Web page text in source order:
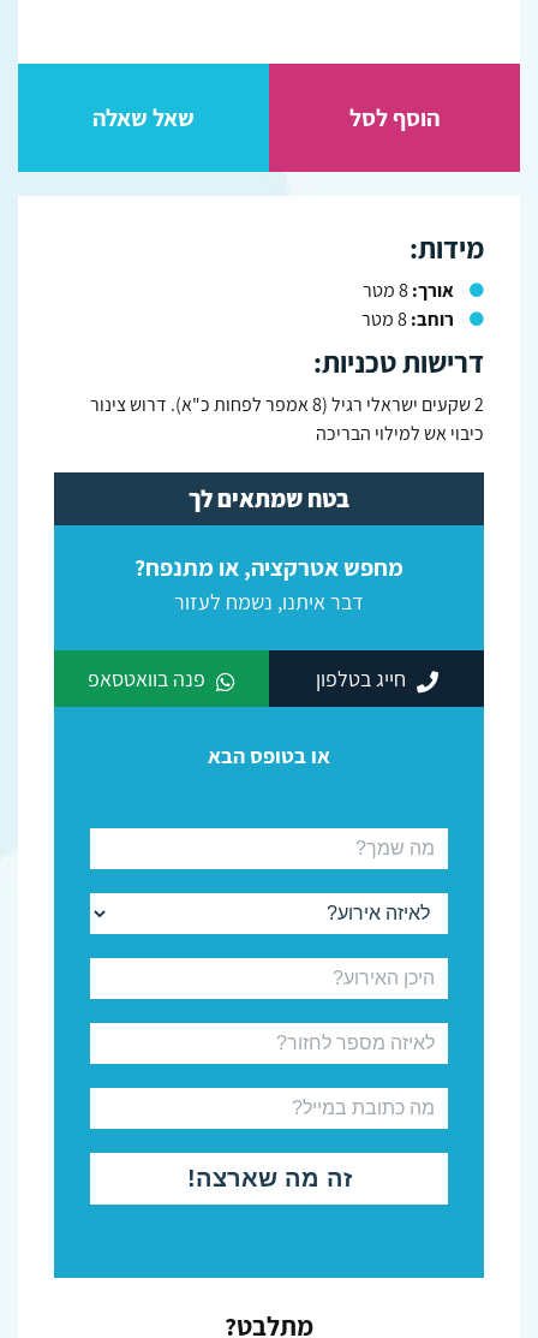
הוסף לסל שאל שאלה
מידות:
אורך:
רוחב:
דרישות טכניות:
2 שקעים ישראלי רגיל (8 אמפר לפחות כ"א). דרוש צינור
כיבוי אש למילוי הבריכה
בטח שמתאים לך
מחפש אטרקציה, או מתנפח?
דבר איתנו, נשמח לעזור
חייג בטלפון פנה בוואטסאפ
או בטופס הבא
מתלבט?